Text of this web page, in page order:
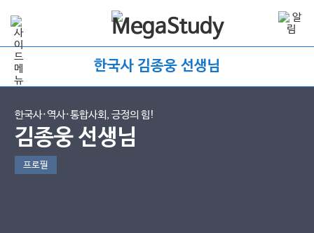
한국사 김종웅 선생님
한국사·역사·통합사회, 긍정의 힘!
김종웅 선생님
프로필